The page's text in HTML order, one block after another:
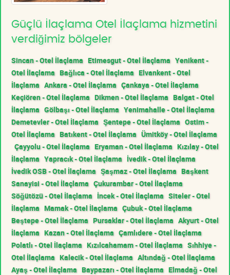
Güçlü İlaçlama Otel İlaçlama hizmetini
verdiğimiz bölgeler
Sincan - Otel İlaçlama Etimesgut - Otel İlaçlama Yenikent -
Otel İlaçlama Bağlıca - Otel İlaçlama Elvankent - Otel
İlaçlama Ankara - Otel İlaçlama Çankaya - Otel İlaçlama
Keçiören - Otel İlaçlama Dikmen - Otel İlaçlama Balgat - Otel
İlaçlama Gölbaşı - Otel İlaçlama Yenimahalle - Otel İlaçlama
Demetevler - Otel İlaçlama Şentepe - Otel İlaçlama Ostim -
Otel İlaçlama Batıkent - Otel İlaçlama Ümitköy - Otel İlaçlama
Çayyolu - Otel İlaçlama Eryaman - Otel İlaçlama Kızılay - Otel
İlaçlama Yapracık - Otel İlaçlama İvedik - Otel İlaçlama
İvedik OSB - Otel İlaçlama Şaşmaz - Otel İlaçlama Başkent
Sanayisi - Otel İlaçlama Çukurambar - Otel İlaçlama
Söğütözü - Otel İlaçlama İncek - Otel İlaçlama Siteler - Otel
İlaçlama Mamak - Otel İlaçlama Çubuk - Otel İlaçlama
Beştepe - Otel İlaçlama Pursaklar - Otel İlaçlama Akyurt - Otel
İlaçlama Kazan - Otel İlaçlama Çamlıdere - Otel İlaçlama
Polatlı - Otel İlaçlama Kızılcahamam - Otel İlaçlama Sıhhiye -
Otel İlaçlama Kalecik - Otel İlaçlama Altındağ - Otel İlaçlama
Ayaş - Otel İlaçlama Baypazarı - Otel İlaçlama Elmadağ - Otel